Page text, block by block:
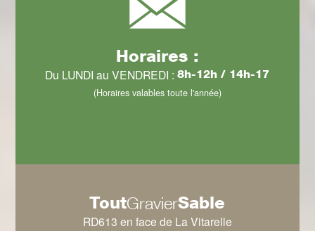
Horaires :
Du LUNDI au VENDREDI :8h-12h / 14h-17
(Horaires valables toute l'année)
ToutGravierSable
RD613 en face de La Vitarelle